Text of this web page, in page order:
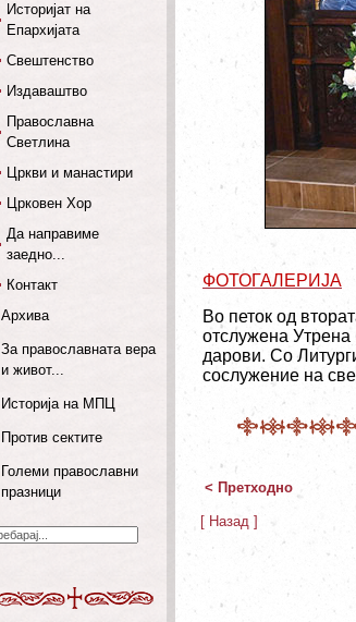
ФОТОГАЛЕРИЈА
Во петок од
отслужена Утрена
дарови. Со
сослужение на
< Претходно
[ Назад ]
Историјат на
Епархијата
Свештенство
Издаваштво
Православна
Светлина
Цркви и манастири
Црковен Хор
Да направиме
заедно...
Контакт
Архива
За православната вера
и живот...
Историја на МПЦ
Против сектите
Големи православни
празници